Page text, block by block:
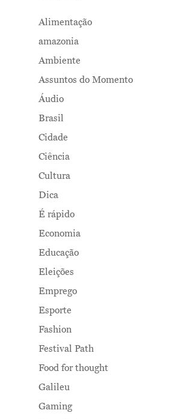
Alimentação
amazonia
Ambiente
Assuntos do Momento
Áudio
Brasil
Cidade
Ciência
Cultura
Dica
É rápido
Economia
Educação
Eleições
Emprego
Esporte
Fashion
Festival Path
Food for thought
Galileu
Gaming